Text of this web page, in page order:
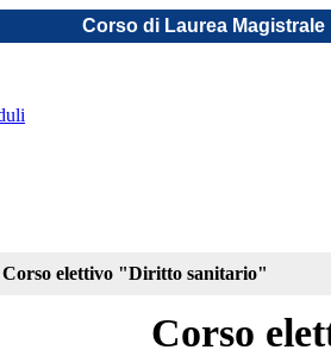
Corso di Laurea
Corso elettivo "Diritto sanitario"
Corso